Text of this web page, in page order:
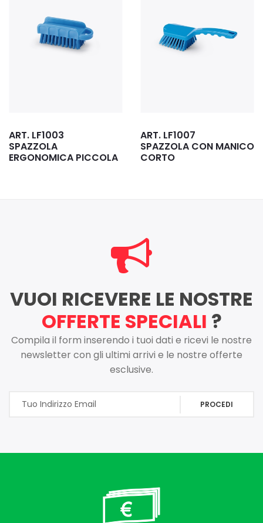
ART. LF1007
SPAZZOLA CON MANICO
CORTO
ART. LF1032
SCOVOLO CILINDRICO
PICCOLO
VUOI RICEVERE LE NOSTRE
OFFERTE SPECIALI ?
Compila il form inserendo i tuoi dati e ricevi le nostre
newsletter con gli ultimi arrivi e le nostre offerte
esclusive.
PROCEDI